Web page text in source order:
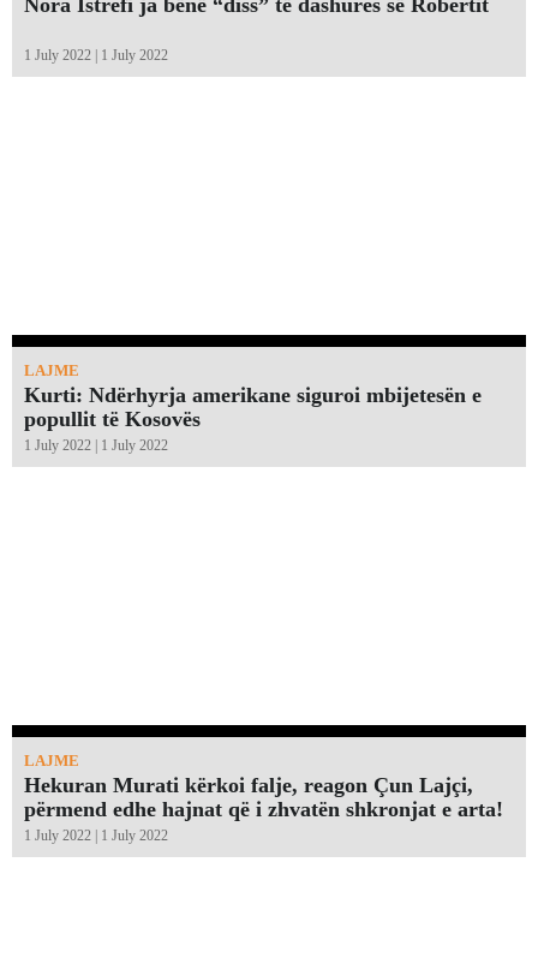
1 July 2022 | 1 July 2022
LAJME
Kurti: Ndërhyrja amerikane siguroi mbijetesën e
popullit të Kosovës
1 July 2022 | 1 July 2022
LAJME
Hekuran Murati kërkoi falje, reagon Çun Lajçi,
përmend edhe hajnat që i zhvatën shkronjat e arta!￼
1 July 2022 | 1 July 2022